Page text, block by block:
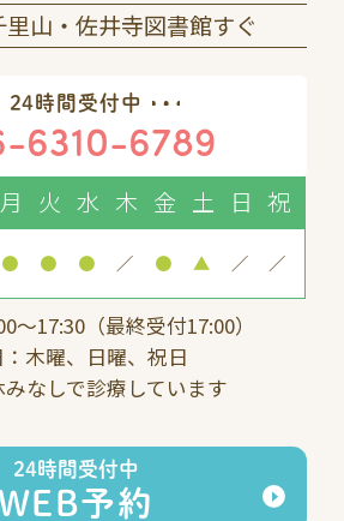
山・佐井寺図書館すぐ
24時間受付中
6310-6789
月 火 水 木 金 土 日 祝
● ● ● ／ ● ▲ ／ ／
〜17:30（最終受付17:00）
：木曜、日曜、祝日
なしで診療しています
24時間受付中
予約